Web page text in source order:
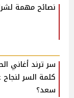
نصائح مهمة
سر ترند أغاني
كلمة السر
سعد؟